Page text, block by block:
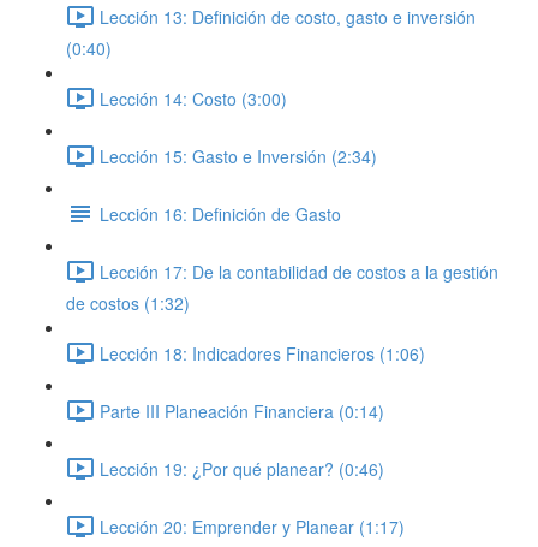
Lección 13: Definición de costo, gasto e inversión
(0:40)
Lección 14: Costo (3:00)
Lección 15: Gasto e Inversión (2:34)
Lección 16: Definición de Gasto
Lección 17: De la contabilidad de costos a la gestión
de costos (1:32)
Lección 18: Indicadores Financieros (1:06)
Parte III Planeación Financiera (0:14)
Lección 19: ¿Por qué planear? (0:46)
Lección 20: Emprender y Planear (1:17)